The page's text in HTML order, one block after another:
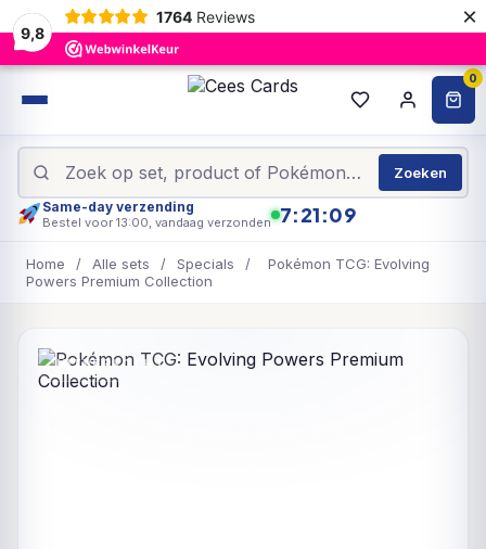
9,8
1764 Reviews ×
0
Zoeken
Same-day verzending
Bestel voor 13:00, vandaag verzonden 7:21:09
Home / Alle sets / Specials /
Pokémon TCG: Evolving
Powers Premium Collection
UITVERKOCHT